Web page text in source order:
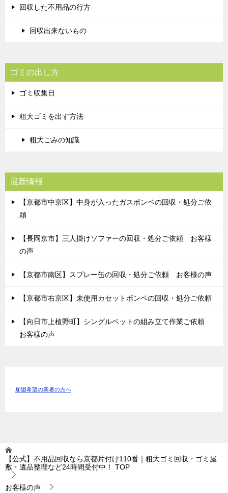
回収した不用品の行方
回収出来ないもの
ゴミの出し方
ゴミ収集日
粗大ゴミを出す方法
粗大ごみの知識
最新情報
【京都市中京区】中身が入ったガスボンベの回収・処分ご依
頼
【長岡京市】三人掛けソファーの回収・処分ご依頼 お客様
の声
【京都市南区】スプレー缶の回収・処分ご依頼 お客様の声
【京都市右京区】未使用カセットボンベの回収・処分ご依頼
【向日市上植野町】シングルベットの組み立て作業ご依頼
お客様の声
加盟希望の業者の方へ
【公式】不用品回収なら京都片付け110番｜粗大ゴミ回収・ゴミ屋
敷・遺品整理など24時間受付中！
TOP
お客様の声